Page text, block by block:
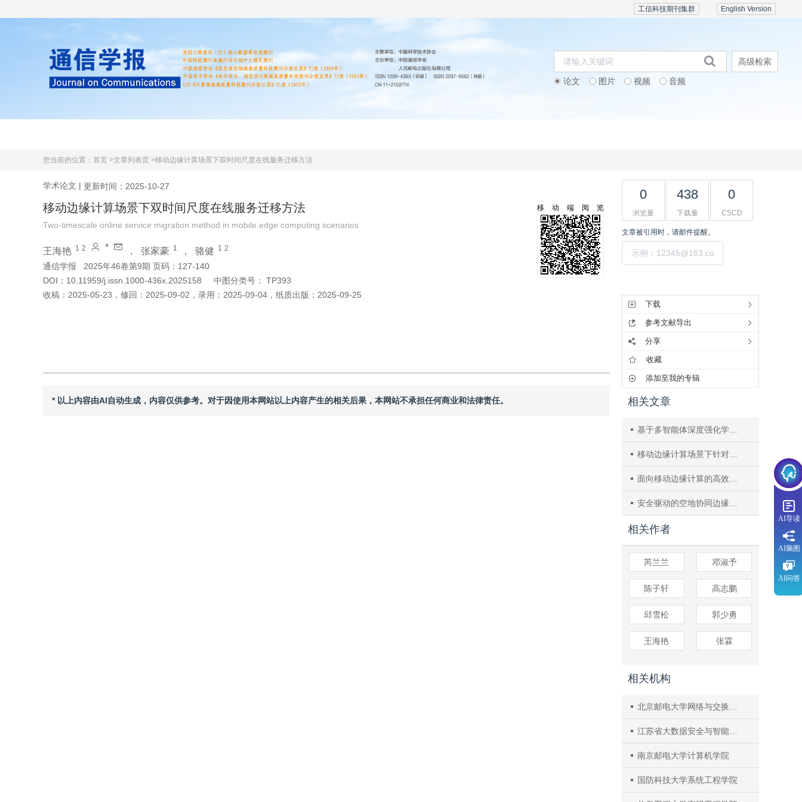
English Version
工信科技期刊集群
论文 图片 视频 音频
高级检索
您当前的位置： 首页 >文章列表页 >移动边缘计算场景下双时间尺度在线服务迁移方法
学术论文 | 更新时间：2025-10-27
移动边缘计算场景下双时间尺度在线服务迁移方法
Two-timescale online service migration method in mobile edge computing scenarios
王海艳 1 2 * ， 张家豪 1 ， 骆健 1 2
通信学报
2025年46卷第9期 页码：127-140
DOI： 10.11959/j.issn.1000-436x.2025158 中图分类号：
TP393
收稿： 2025-05-23 ， 修回： 2025-09-02 ， 录用： 2025-09-04 ， 纸质出版： 2025-09-25
移动端阅览
* 以上内容由AI自动生成，内容仅供参考。对于因使用本网站以上内容产生的相关后果，本网站不承担任何商业和法律责任。
0
浏览量
438
下载量
0
CSCD
文章被引用时，请邮件提醒。
下载
参考文献导出
分享
收藏
添加至我的专辑
相关文章
基于多智能体深度强化学习的智能网联汽车服务迁移优化方法
移动边缘计算场景下针对资源竞争的服务迁移优化方法
面向移动边缘计算的高效条件隐私保护认证密钥协商方案
安全驱动的空地协同边缘计算网络中的服务缓存与计算卸载策略
相关作者
芮兰兰 邓淑予
陈子轩 高志鹏
邱雪松 郭少勇
王海艳 张霖
相关机构
北京邮电大学网络与交换技术全国重点实验室
江苏省大数据安全与智能处理重点实验室
南京邮电大学计算机学院
国防科技大学系统工程学院
AI导读
AI脑图
AI问答